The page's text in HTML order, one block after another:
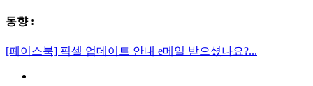
동향 :
[페이스북] 픽셀 업데이트 안내 e메일 받으셨나요?...